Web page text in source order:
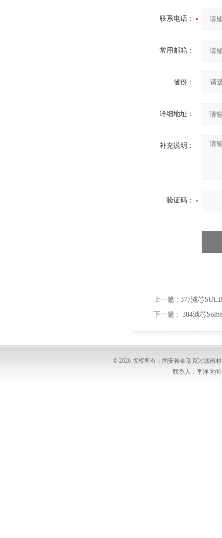
联系电话：
常用邮箱：
省份：
详细地址：
补充说明：
验证码：
上一篇 : 377滤芯
下一篇 : 384滤芯
© 2026 版权所有：固安县金瑞克过滤器
联系人：李洋 地